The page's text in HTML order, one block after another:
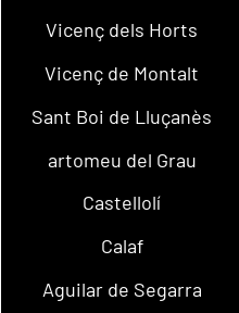
Vicenç dels Horts
Vicenç de Montalt
Sant Boi de Lluçanès
artomeu del Grau
Castellolí
Calaf
Aguilar de Segarra